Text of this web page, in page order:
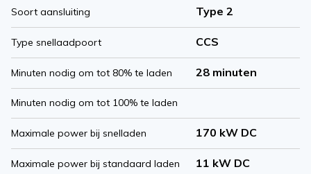
Soort aansluiting Type 2
Type snellaadpoort CCS
Minuten nodig om tot 80% te laden 28 minuten
Minuten nodig om tot 100% te laden
Maximale power bij snelladen 170 kW DC
Maximale power bij standaard laden 11 kW DC